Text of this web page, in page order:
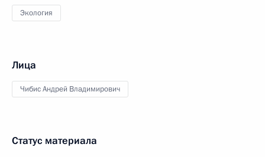
Экология
Лица
Чибис Андрей Владимирович
Статус материала